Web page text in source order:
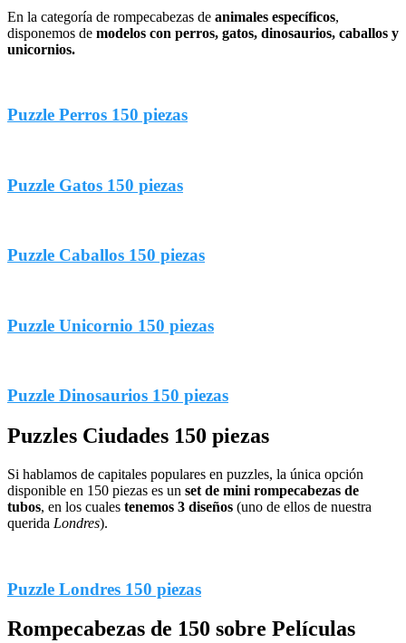
En la categoría de rompecabezas de animales específicos,
disponemos de modelos con perros, gatos, dinosaurios, caballos y
unicornios.
Puzzle Perros 150 piezas
Puzzle Gatos 150 piezas
Puzzle Caballos 150 piezas
Puzzle Unicornio 150 piezas
Puzzle Dinosaurios 150 piezas
Puzzles Ciudades 150 piezas
Si hablamos de capitales populares en puzzles, la única opción
disponible en 150 piezas es un set de mini rompecabezas de
tubos, en los cuales tenemos 3 diseños (uno de ellos de nuestra
querida Londres).
Puzzle Londres 150 piezas
Rompecabezas de 150 sobre Películas